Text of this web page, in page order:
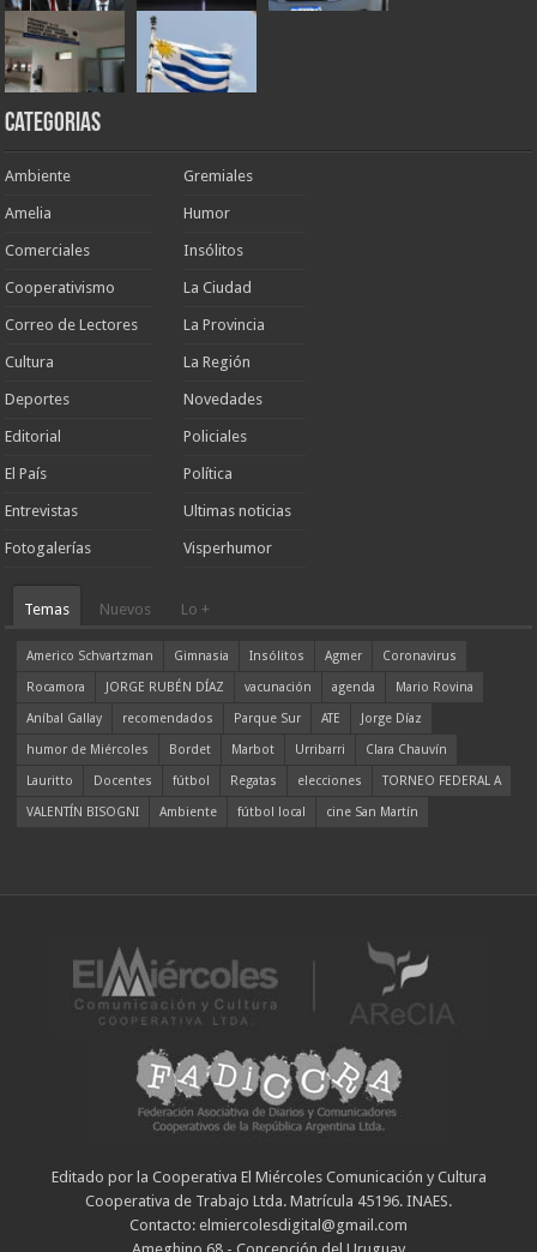
Categorias
Ambiente
Amelia
Comerciales
Cooperativismo
Correo de Lectores
Cultura
Deportes
Editorial
El País
Entrevistas
Fotogalerías
Gremiales
Humor
Insólitos
La Ciudad
La Provincia
La Región
Novedades
Policiales
Política
Ultimas noticias
Visperhumor
Temas Nuevos Lo +
Americo Schvartzman Gimnasia Insólitos Agmer
Coronavirus
Rocamora
JORGE RUBÉN DÍAZ vacunación agenda
Mario Rovina
Aníbal Gallay
recomendados Parque Sur ATE
Jorge Díaz
humor de Miércoles
Bordet Marbot Urribarri
Clara Chauvín
Lauritto
Docentes fútbol Regatas elecciones
TORNEO FEDERAL A
VALENTÍN BISOGNI
Ambiente fútbol local cine San Martín
Editado por la Cooperativa El Miércoles Comunicación y Cultura
Cooperativa de Trabajo Ltda. Matrícula 45196. INAES.
Contacto: elmiercolesdigital@gmail.com